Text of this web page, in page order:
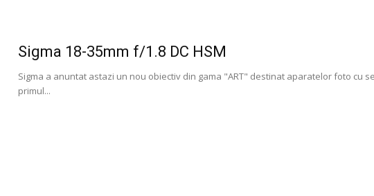
Sigma 18-35mm f/1.8 DC HSM
Sigma a anuntat astazi un nou obiectiv din gama "ART" destinat aparatelor foto cu
primul...